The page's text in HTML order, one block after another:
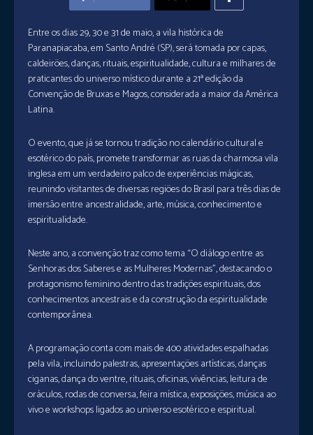
Entre os dias 29, 30 e 31 de maio, a vila histórica de
Paranapiacaba, em Santo André (SP), será tomada por capas,
caldeirões, danças, rituais, espiritualidade, cultura e milhares de
praticantes do universo místico durante a 21ª edição da
Convenção de Bruxas e Magos, considerada a maior da América
Latina.
O evento, que já se tornou tradição no calendário cultural e
esotérico do país, promete transformar as ruas da charmosa vila
inglesa em um verdadeiro palco de experiências mágicas,
reunindo visitantes de diversas regiões do Brasil para três dias de
imersão entre ancestralidade, arte, música, conhecimento e
espiritualidade.
Neste ano, a convenção traz como tema “O diálogo entre as
Senhoras dos Saberes e as Mulheres Modernas”, destacando o
protagonismo feminino dentro das tradições espirituais, dos
conhecimentos ancestrais e da construção da espiritualidade
contemporânea.
A programação conta com mais de 400 atividades espalhadas
pela vila, incluindo palestras, apresentações artísticas, danças
ciganas, dança do ventre, rituais, oficinas, vivências, leitura de
oráculos, rodas de conversa, feira mística, exposições, música ao
vivo e workshops ligados ao universo esotérico e espiritual.